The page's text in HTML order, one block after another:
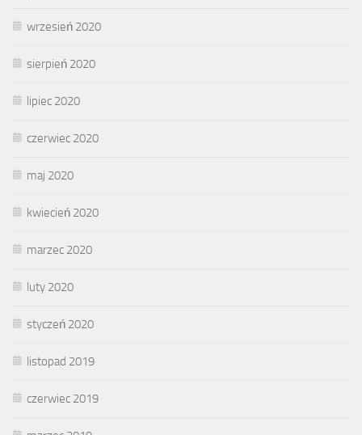
wrzesień 2020
sierpień 2020
lipiec 2020
czerwiec 2020
maj 2020
kwiecień 2020
marzec 2020
luty 2020
styczeń 2020
listopad 2019
czerwiec 2019